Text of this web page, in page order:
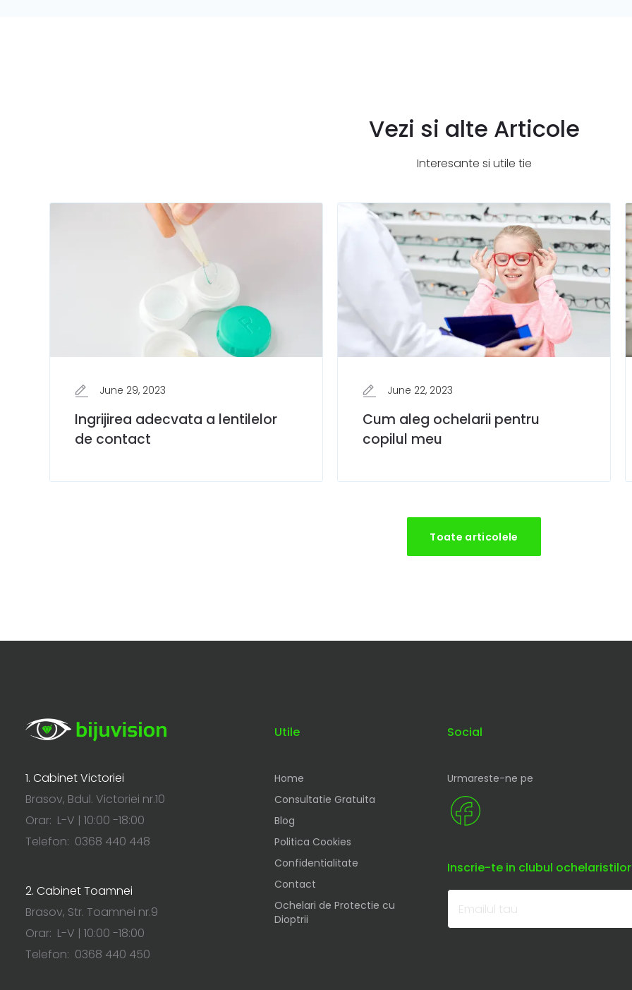
Vezi si alte Articole
Interesante si utile tie
June 29, 2023
Ingrijirea adecvata a lentilelor
de contact
June 22, 2023
Cum aleg ochelarii pentru
copilul meu
Toate articolele
1. Cabinet Victoriei
Brasov, Bdul. Victoriei nr.10
Orar: L-V | 10:00 -18:00
Telefon: 0368 440 448
2. Cabinet Toamnei
Brasov, Str. Toamnei nr.9
Orar: L-V | 10:00 -18:00
Telefon: 0368 440 450
Utile
Home
Consultatie Gratuita
Blog
Politica Cookies
Confidentialitate
Contact
Ochelari de Protectie cu
Dioptrii
Social
Urmareste-ne pe
Inscrie-te in clubul ochelaristilor